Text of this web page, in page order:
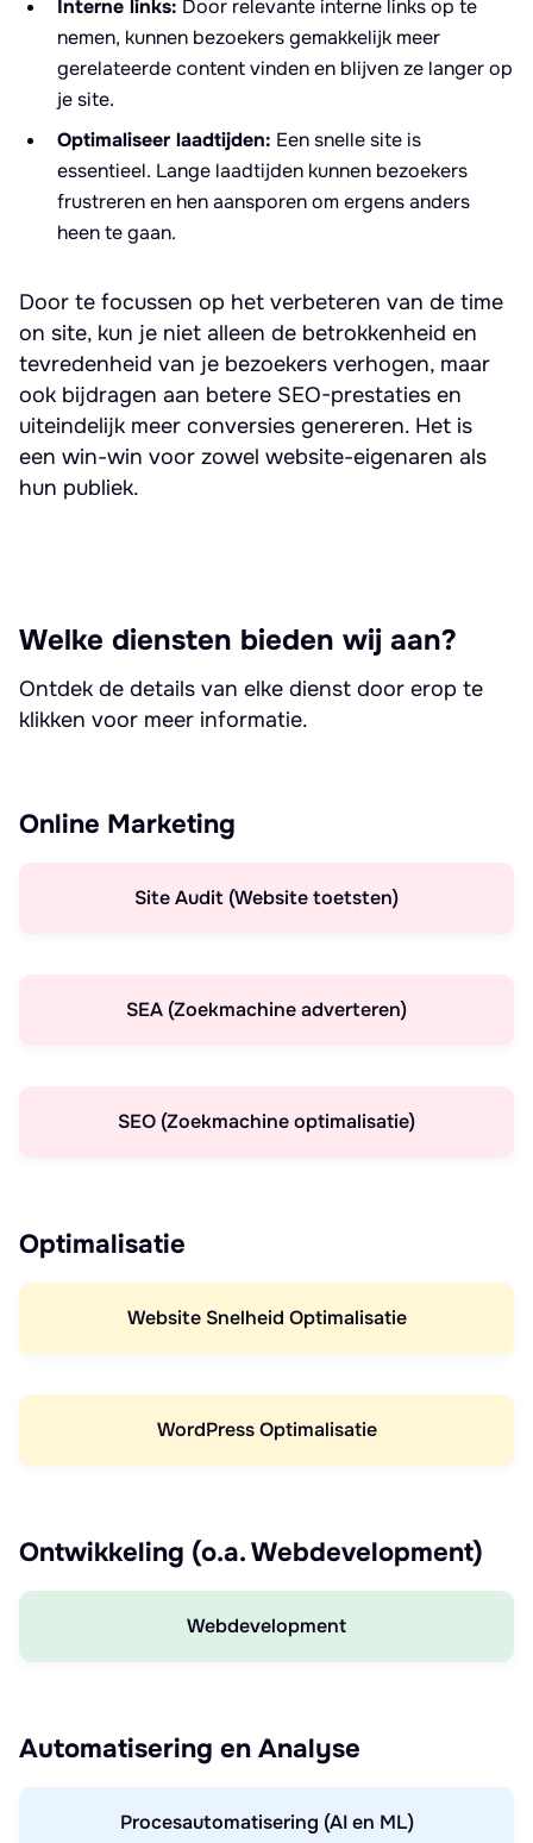
Interne links: Door relevante interne links op te
nemen, kunnen bezoekers gemakkelijk meer
gerelateerde content vinden en blijven ze langer op
je site.
Optimaliseer laadtijden: Een snelle site is
essentieel. Lange laadtijden kunnen bezoekers
frustreren en hen aansporen om ergens anders
heen te gaan.
Door te focussen op het verbeteren van de time
on site, kun je niet alleen de betrokkenheid en
tevredenheid van je bezoekers verhogen, maar
ook bijdragen aan betere SEO-prestaties en
uiteindelijk meer conversies genereren. Het is
een win-win voor zowel website-eigenaren als
hun publiek.
Welke diensten bieden wij aan?
Ontdek de details van elke dienst door erop te
klikken voor meer informatie.
Online Marketing
Site Audit (Website toetsten)
SEA (Zoekmachine adverteren)
SEO (Zoekmachine optimalisatie)
Optimalisatie
Website Snelheid Optimalisatie
WordPress Optimalisatie
Ontwikkeling (o.a. Webdevelopment)
Webdevelopment
Automatisering en Analyse
Procesautomatisering (AI en ML)